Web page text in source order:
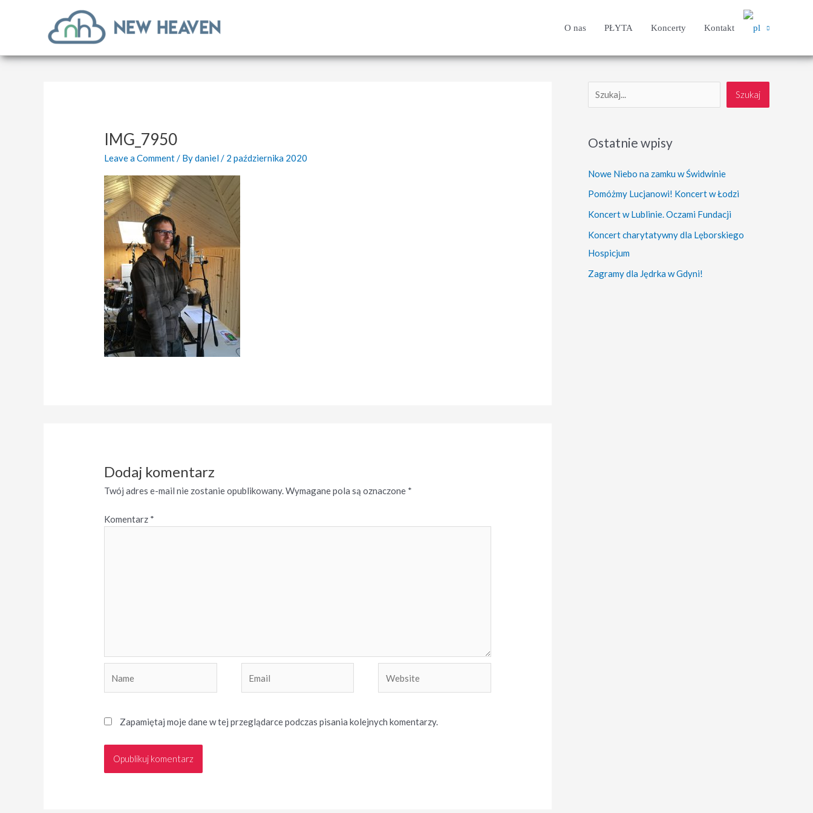
O nas PŁYTA Koncerty Kontakt
IMG_7950
Leave a Comment/ Bydaniel/ 2 października 2020
Dodaj komentarz
Twój adres e-mail nie zostanie opublikowany.Wymagane pola są oznaczone *
Komentarz *
Zapamiętaj moje dane w tej przeglądarce podczas pisania kolejnych komentarzy.
z
k
j
Szukaj
Ostatnie wpisy
Nowe Niebo na zamku w Świdwinie
Pomóżmy Lucjanowi! Koncert w Łodzi
Koncert w Lublinie. Oczami Fundacji
Koncert charytatywny dla Lęborskiego
Hospicjum
Zagramy dla Jędrka w Gdyni!